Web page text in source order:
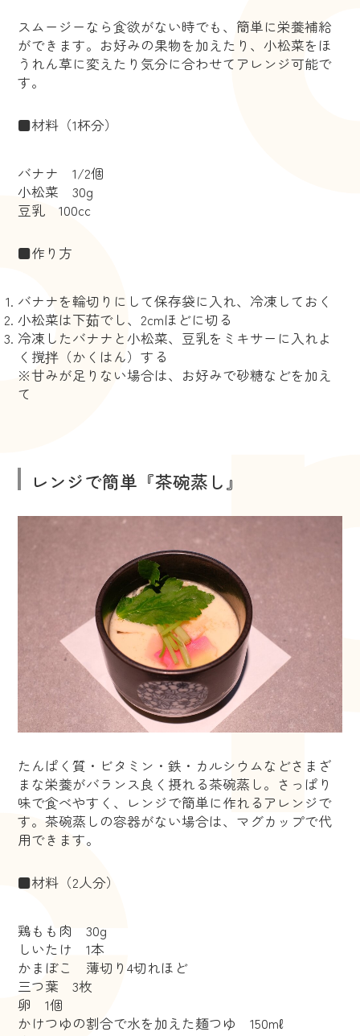
スムージーなら食欲がない時でも、簡単に栄養補給
ができます。お好みの果物を加えたり、小松菜をほ
うれん草に変えたり気分に合わせてアレンジ可能で
す。
■材料（1杯分）
バナナ 1/2個
小松菜 30g
豆乳 100cc
■作り方
バナナを輪切りにして保存袋に入れ、冷凍しておく
小松菜は下茹でし、2cmほどに切る
冷凍したバナナと小松菜、豆乳をミキサーに入れよ
く撹拌（かくはん）する
※甘みが足りない場合は、お好みで砂糖などを加え
て
レンジで簡単『茶碗蒸し』
たんぱく質・ビタミン・鉄・カルシウムなどさまざ
まな栄養がバランス良く摂れる茶碗蒸し。さっぱり
味で食べやすく、レンジで簡単に作れるアレンジで
す。茶碗蒸しの容器がない場合は、マグカップで代
用できます。
■材料（2人分）
鶏もも肉 30g
しいたけ 1本
かまぼこ 薄切り4切れほど
三つ葉 3枚
卵 1個
かけつゆの割合で水を加えた麺つゆ 150mℓ